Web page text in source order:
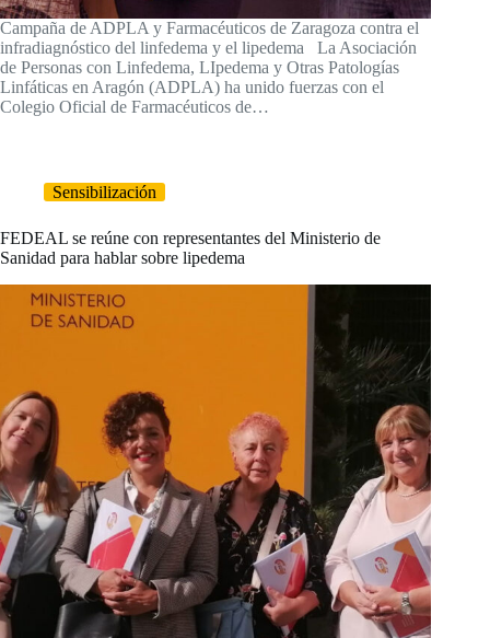
Campaña de ADPLA y Farmacéuticos de Zaragoza contra el
infradiagnóstico del linfedema y el lipedema La Asociación
de Personas con Linfedema, LIpedema y Otras Patologías
Linfáticas en Aragón (ADPLA) ha unido fuerzas con el
Colegio Oficial de Farmacéuticos de…
Sensibilización
FEDEAL se reúne con representantes del Ministerio de
Sanidad para hablar sobre lipedema